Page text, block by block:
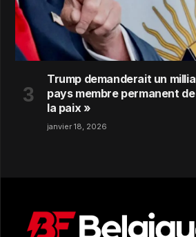
Trump demanderait un
pays membre permanent
la paix »
janvier 18, 2026